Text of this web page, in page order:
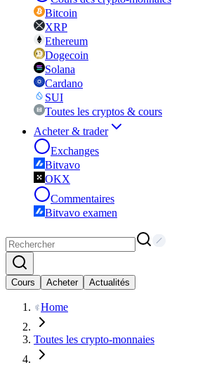
Bitcoin
XRP
Ethereum
Dogecoin
Solana
Cardano
SUI
Toutes les cryptos & cours
Acheter & trader
Exchanges
Bitvavo
OKX
Commentaires
Bitvavo examen
Cours Acheter Actualités
Home
Toutes les crypto-monnaies